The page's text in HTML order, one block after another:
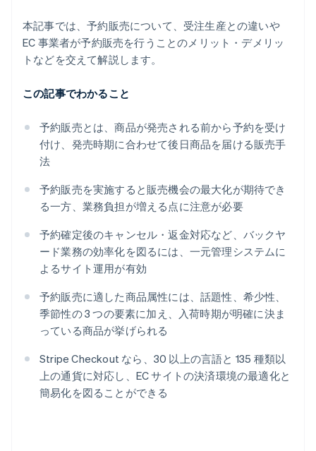
本記事では、予約販売について、受注生産との違いや
EC 事業者が予約販売を行うことのメリット・デメリッ
トなどを交えて解説します。
この記事でわかること
予約販売とは、商品が発売される前から予約を受け
付け、発売時期に合わせて後日商品を届ける販売手
法
予約販売を実施すると販売機会の最大化が期待でき
る一方、業務負担が増える点に注意が必要
予約確定後のキャンセル・返金対応など、バックヤ
ード業務の効率化を図るには、一元管理システムに
よるサイト運用が有効
予約販売に適した商品属性には、話題性、希少性、
季節性の 3 つの要素に加え、入荷時期が明確に決ま
っている商品が挙げられる
Stripe Checkout なら、30 以上の言語と 135 種類以
上の通貨に対応し、EC サイトの決済環境の最適化と
簡易化を図ることができる